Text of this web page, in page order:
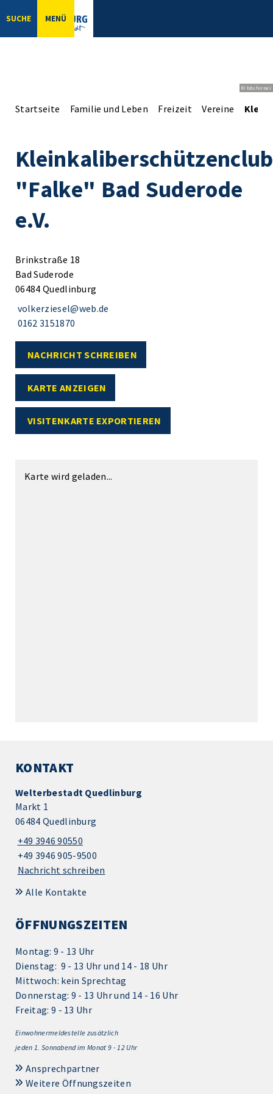
SUCHE MENÜ
© bbsferrari
Startseite Familie und Leben Freizeit Vereine
Kleinkaliberschützenclub
"Falke" Bad Suderode
e.V.
Brinkstraße 18
Bad Suderode
06484 Quedlinburg
volkerziesel@web.de
0162 3151870
NACHRICHT SCHREIBEN
KARTE ANZEIGEN
VISITENKARTE EXPORTIEREN
Karte wird geladen...
KONTAKT
Welterbestadt Quedlinburg
Markt 1
06484 Quedlinburg
+49 3946 90550
+49 3946 905-9500
Nachricht schreiben
Alle Kontakte
ÖFFNUNGSZEITEN
Montag: 9 - 13 Uhr
Dienstag: 9 - 13 Uhr und 14 - 18 Uhr
Mittwoch: kein Sprechtag
Donnerstag: 9 - 13 Uhr und 14 - 16 Uhr
Freitag: 9 - 13 Uhr
Einwohnermeldestelle zusätzlich
jeden 1. Sonnabend im Monat 9 - 12 Uhr
Ansprechpartner
Weitere Öffnungszeiten